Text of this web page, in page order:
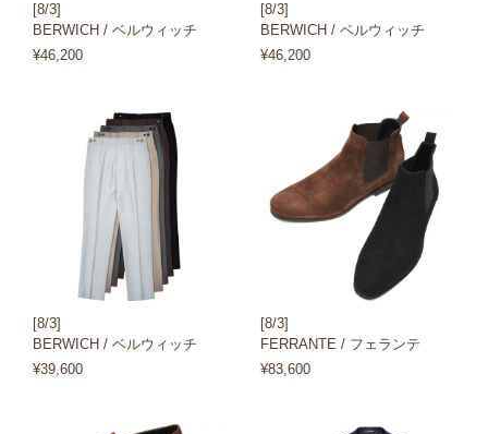
[8/3]
BERWICH / ベルウィッチ
¥46,200
[8/3]
BERWICH / ベルウィッチ
¥46,200
[8/3]
BERWICH / ベルウィッチ
¥39,600
[8/3]
FERRANTE / フェランテ
¥83,600